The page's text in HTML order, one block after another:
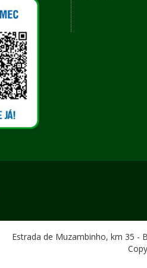
Estrada de Muzambinho, km 35 -